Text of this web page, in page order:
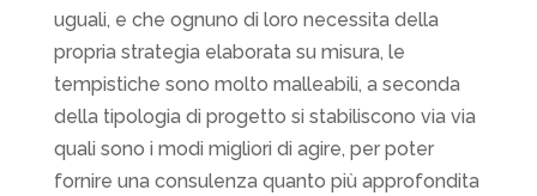
uguali, e che ognuno di loro necessita della
propria strategia elaborata su misura, le
tempistiche sono molto malleabili, a seconda
della tipologia di progetto si stabiliscono via via
quali sono i modi migliori di agire, per poter
fornire una consulenza quanto più approfondita